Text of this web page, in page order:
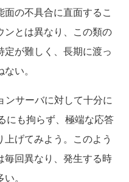
面の不具合に直面するこ
ンとは異なり、この類の
が難しく、長期に渡っ
い。
サーバに対して十分に
にも拘らず、極端な応答
げてみよう。このよう
毎回異なり、発生する時
。